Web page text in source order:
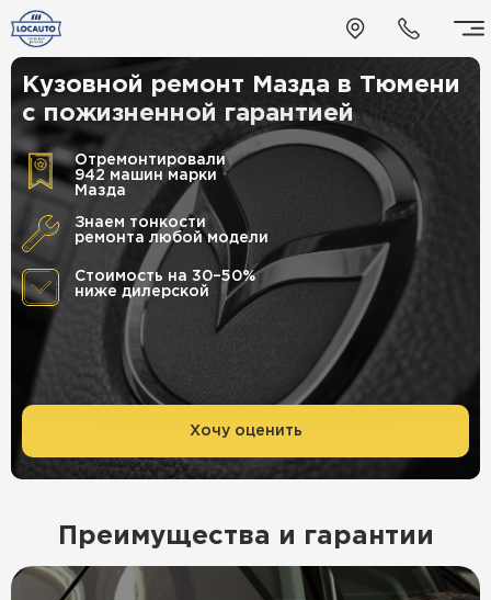
Кузовной ремонт Мазда в Тюмени
с пожизненной гарантией
Отремонтировали
942 машин марки
Мазда
Знаем тонкости
ремонта любой модели
Стоимость на 30–50%
ниже дилерской
Хочу оценить
Преимущества и гарантии